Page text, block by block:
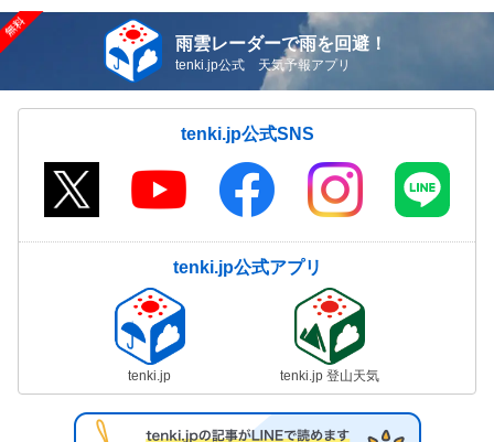
雨雲レーダーで雨を回避！
tenki.jp公式 天気予報アプリ
tenki.jp公式SNS
tenki.jp公式アプリ
tenki.jp tenki.jp 登山天気